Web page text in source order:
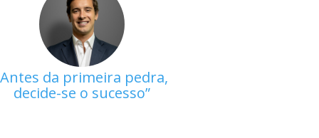
Antes da primeira pedra,
decide-se o sucesso